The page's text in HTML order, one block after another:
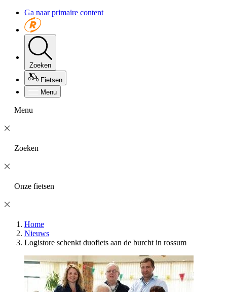
Ga naar primaire content
Zoeken
Fietsen
Menu
Menu
Zoeken
Onze fietsen
Home
Nieuws
Logistore schenkt duofiets aan de burcht in rossum